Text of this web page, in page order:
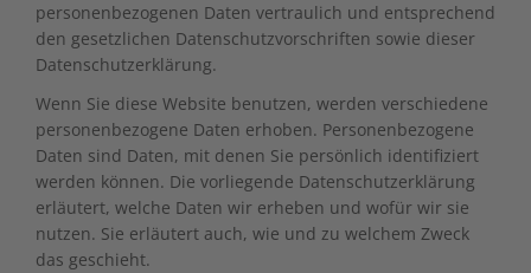
personenbezogenen Daten vertraulich und entsprechend
den gesetzlichen Datenschutzvorschriften sowie dieser
Datenschutzerklärung.
Wenn Sie diese Website benutzen, werden verschiedene
personenbezogene Daten erhoben. Personenbezogene
Daten sind Daten, mit denen Sie persönlich identifiziert
werden können. Die vorliegende Datenschutzerklärung
erläutert, welche Daten wir erheben und wofür wir sie
nutzen. Sie erläutert auch, wie und zu welchem Zweck
das geschieht.